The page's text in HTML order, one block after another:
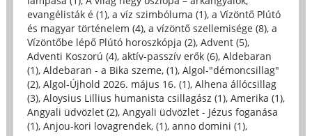
evangélisták é (1), a víz szimbóluma (1), a Vízöntő Plútó
és magyar történelem (4), a vízöntő szellemisége (8), a
Vízöntőbe lépő Plútó horoszkópja (2), Advent (5),
Adventi Koszorú (4), aktív-passzív erők (6), Aldebaran
(1), Aldebaran - a Bika szeme, (1), Algol-"démoncsillag"
(2), Algol-Újhold 2026. május 16. (1), Alhena állócsillag
(3), Aloysius Lillius humanista csillagász (1), Amerika (1),
Angyali üdvözlet (2), Angyali üdvözlet - Jézus foganása
(1), Anjou-kori lovagrendek, (1), anno domini (1),